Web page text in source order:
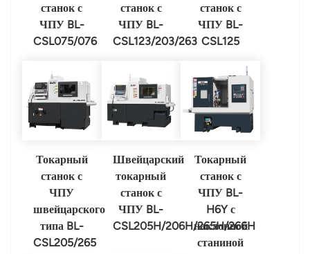
станок с
ЧПУ BL-
CSL075/076
станок с
ЧПУ BL-
CSL123/203/263
станок с
ЧПУ BL-
CSL125
Токарный
станок с
ЧПУ
швейцарского
типа BL-
CSL205/265
Швейцарский
токарный
станок с
ЧПУ BL-
CSL205H/206H/265H/266H
Токарный
станок с
ЧПУ BL-
H6Y с
наклонной
станиной